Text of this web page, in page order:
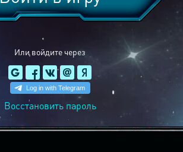
Или войдите через
Восстановить пароль